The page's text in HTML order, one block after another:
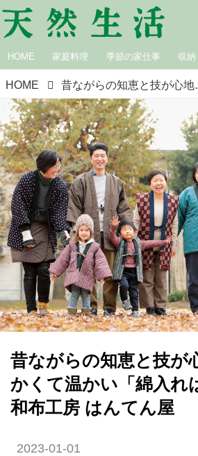
HOME 家庭料理 季節の家仕事 収納
HOME 昔ながらの知
昔ながらの知恵と技が
かくて温かい「綿入れ
和布工房 はんてん屋
2023-01-01